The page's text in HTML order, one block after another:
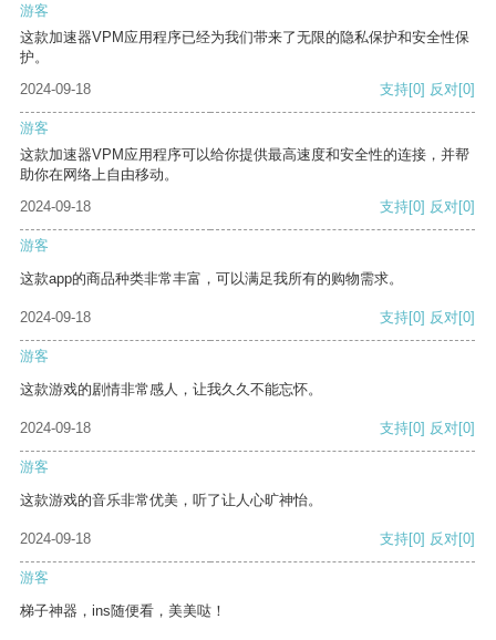
游客
这款加速器VPM应用程序已经为我们带来了无限的隐私保护和安全性保
护。
2024-09-18
支持[0] 反对[0]
游客
这款加速器VPM应用程序可以给你提供最高速度和安全性的连接，并帮
助你在网络上自由移动。
2024-09-18
支持[0] 反对[0]
游客
这款app的商品种类非常丰富，可以满足我所有的购物需求。
2024-09-18 支持[0] 反对[0]
游客
这款游戏的剧情非常感人，让我久久不能忘怀。
2024-09-18 支持[0] 反对[0]
游客
这款游戏的音乐非常优美，听了让人心旷神怡。
2024-09-18 支持[0] 反对[0]
游客
梯子神器，ins随便看，美美哒！